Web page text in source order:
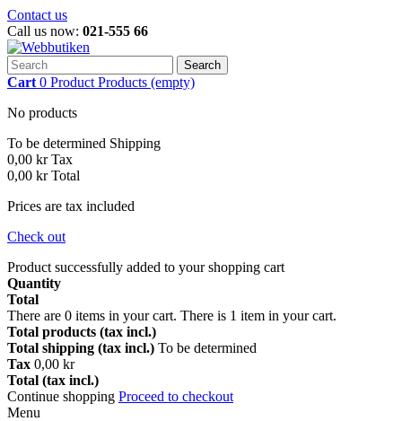
Contact us
Call us now: 021-555 66
Search
Cart 0 Product Products (empty)
No products
To be determined Shipping
0,00 kr Tax
0,00 kr Total
Prices are tax included
Check out
Product successfully added to your shopping cart
Quantity
Total
There are 0 items in your cart. There is 1 item in your cart.
Total products (tax incl.)
Total shipping (tax incl.) To be determined
Tax 0,00 kr
Total (tax incl.)
Continue shopping Proceed to checkout
Menu